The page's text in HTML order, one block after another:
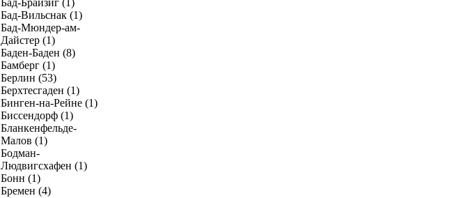
Бад-Брайзиг (1)
Бад-Вильснак (1)
Бад-Мюндер-ам-
Дайстер (1)
Баден-Баден (8)
Бамберг (1)
Берлин (53)
Берхтесгаден (1)
Бинген-на-Рейне (1)
Биссендорф (1)
Бланкенфельде-
Малов (1)
Бодман-
Людвигсхафен (1)
Бонн (1)
Бремен (4)